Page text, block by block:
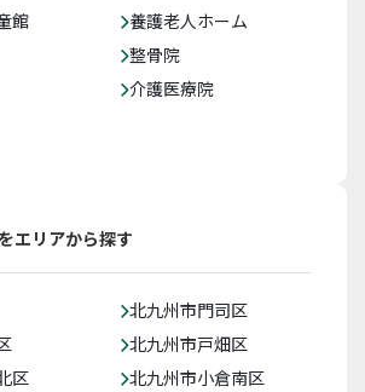
館
養護老人ホーム
整骨院
介護医療院
エリアから探す
北九州市門司区
北九州市戸畑区
区
北九州市小倉南区